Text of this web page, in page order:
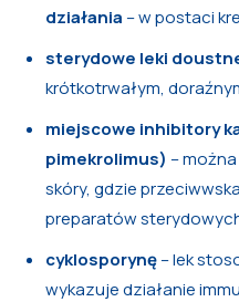
działania – w postaci
sterydowe leki
krótkotrwałym,
miejscowe inhibitory
pimekrolimus) –
skóry, gdzie
preparatów
cyklosporynę– lek
wykazuje działanie